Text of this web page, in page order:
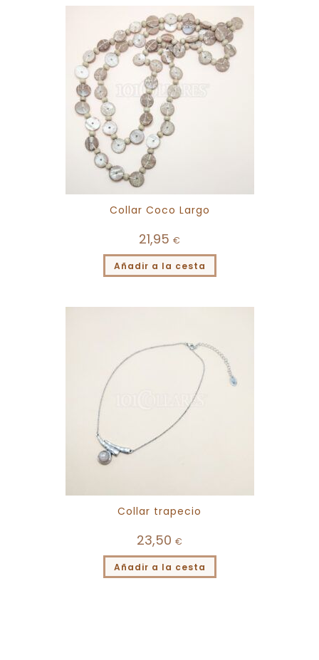
Collar Coco Largo
21,95 €
Añadir a la cesta
Collar trapecio
23,50 €
Añadir a la cesta